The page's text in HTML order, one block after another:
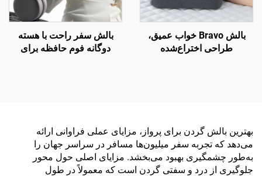
بالش Bravo خواب عمیق،
طراحی اختراع‌شده
بالش سفر راحت با هسته
دوگانه فوم حافظه برای
بهترین بالش گردن برای پرواز، مزایای عملی فراوانی ارائه
می‌دهد که تجربه سفر میلیون‌ها مسافر در سراسر جهان را
به‌طور چشمگیری بهبود می‌بخشد. مزایای اصلی حول محور
جلوگیری از درد و سفتی گردن است که معمولاً در طول